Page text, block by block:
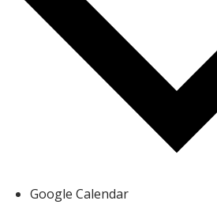
Google Calendar